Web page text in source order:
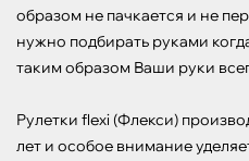
образом не пачкается и не
нужно подбирать руками
таким образом Ваши руки
Рулетки flexi (Флекси)
лет и особое внимание